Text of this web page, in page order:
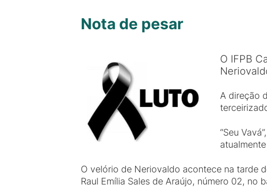
Nota de pesar
O IFPB
A direção
“Seu
O velório de Neriovaldo acontece na tarde
Raul Emília Sales de Araújo, número 02, no